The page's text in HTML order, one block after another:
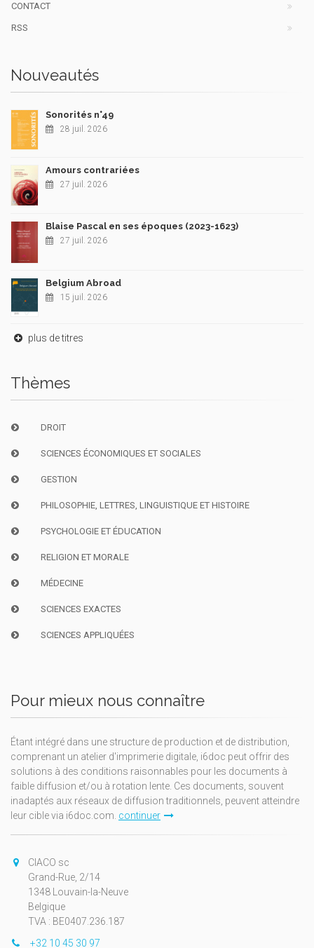
CONTACT
RSS
Nouveautés
Sonorités n°49
28 juil. 2026
Amours contrariées
27 juil. 2026
Blaise Pascal en ses époques (2023-1623)
27 juil. 2026
Belgium Abroad
15 juil. 2026
plus de titres
Thèmes
DROIT
SCIENCES ÉCONOMIQUES ET SOCIALES
GESTION
PHILOSOPHIE, LETTRES, LINGUISTIQUE ET HISTOIRE
PSYCHOLOGIE ET ÉDUCATION
RELIGION ET MORALE
MÉDECINE
SCIENCES EXACTES
SCIENCES APPLIQUÉES
Pour mieux nous connaître
Étant intégré dans une structure de production et de distribution,
comprenant un atelier d'imprimerie digitale, i6doc peut offrir des
solutions à des conditions raisonnables pour les documents à
faible diffusion et/ou à rotation lente. Ces documents, souvent
inadaptés aux réseaux de diffusion traditionnels, peuvent atteindre
leur cible via i6doc.com. continuer
CIACO sc
Grand-Rue, 2/14
1348 Louvain-la-Neuve
Belgique
TVA : BE0407.236.187
+32 10 45 30 97